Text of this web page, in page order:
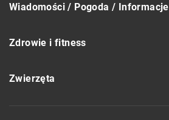
Wiadomości / Pogoda / Informacje
Zdrowie i fitness
Zwierzęta